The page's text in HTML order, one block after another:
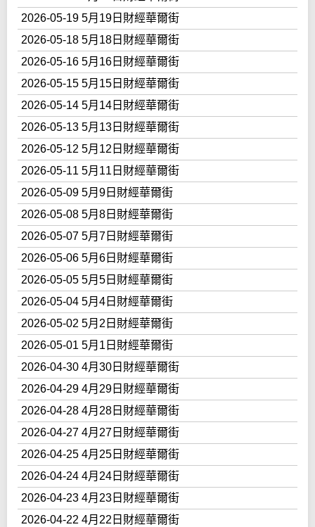
2026-05-19 5月19日財經華爾街
2026-05-18 5月18日財經華爾街
2026-05-16 5月16日財經華爾街
2026-05-15 5月15日財經華爾街
2026-05-14 5月14日財經華爾街
2026-05-13 5月13日財經華爾街
2026-05-12 5月12日財經華爾街
2026-05-11 5月11日財經華爾街
2026-05-09 5月9日財經華爾街
2026-05-08 5月8日財經華爾街
2026-05-07 5月7日財經華爾街
2026-05-06 5月6日財經華爾街
2026-05-05 5月5日財經華爾街
2026-05-04 5月4日財經華爾街
2026-05-02 5月2日財經華爾街
2026-05-01 5月1日財經華爾街
2026-04-30 4月30日財經華爾街
2026-04-29 4月29日財經華爾街
2026-04-28 4月28日財經華爾街
2026-04-27 4月27日財經華爾街
2026-04-25 4月25日財經華爾街
2026-04-24 4月24日財經華爾街
2026-04-23 4月23日財經華爾街
2026-04-22 4月22日財經華爾街